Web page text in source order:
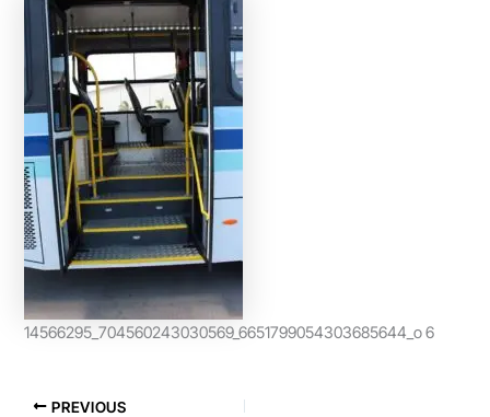
14566295_704560243030569_6651799054303685644_o 6
PREVIOUS